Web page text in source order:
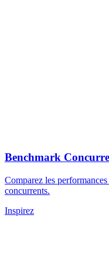
Benchmark
Comparez les
concurrents.
Inspirez